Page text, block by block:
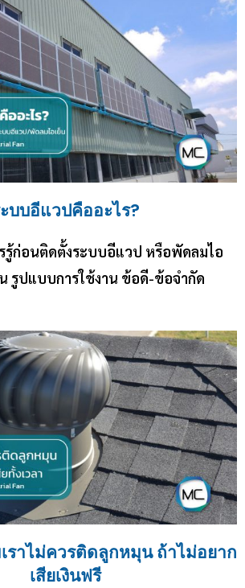
บบอีแวปคืออะไร?
ก่อนติดตั้งระบบอีแวป หรือพัดลมไอ
รูปแบบการใช้งาน ข้อดี-ข้อจำกัด
ราไม่ควรติดลูกหมุน ถ้าไม่อยาก
เสียเงินฟรี